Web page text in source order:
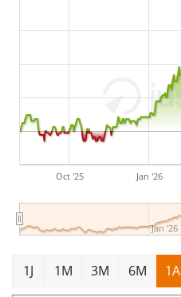
Oct '25 Jan '26
Jan '26
1J 1M 3M 6M 1A